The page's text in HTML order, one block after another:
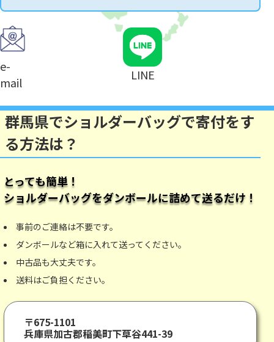
e-
mail
LINE
群馬県でショルダーバッグで寄付をす
る方法は？
とっても簡単！
ショルダーバッグをダンボールに詰めて送るだけ！
事前のご連絡は不要です。
ダンボールなど箱に入れて送ってください。
中古品も大丈夫です。
送料はご負担ください。
〒675-1101
兵庫県加古郡稲美町下草谷441-39